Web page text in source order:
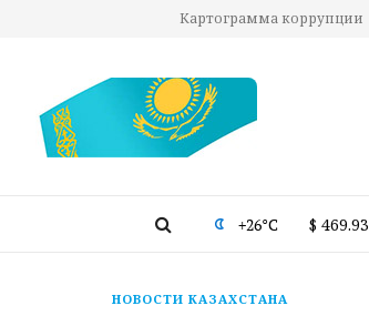
Картограмма коррупции
+26°C $ 469.93
НОВОСТИ КАЗАХСТАНА